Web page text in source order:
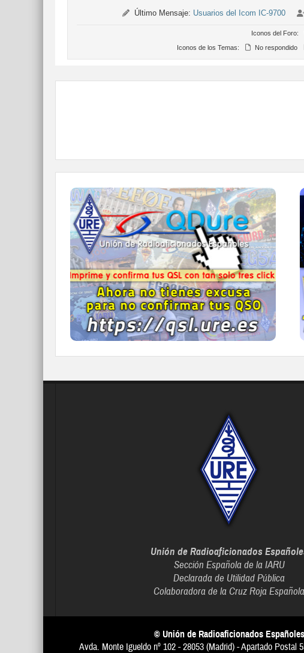
Último Mensaje: Usuarios del Icom IC-9700
Iconos del Foro:
Iconos de los Temas:
No respondido
QDURE - https://qsl.ure.es
Imprime y confirma tus QSL en tan solo tres
click.
Nunca fue tan fácil y cómodo
el confirmar tus contactos.
IR A QDURE
Unión de Radioaficionados
Sección Española de la IARU
Declarada de Utilidad Pública
Colaboradora de la Cruz Roja Española
© Unión de Radioaficionados Españoles
Avda. Monte Igueldo nº 102 - 28053 (Madrid) - Apartado Postal